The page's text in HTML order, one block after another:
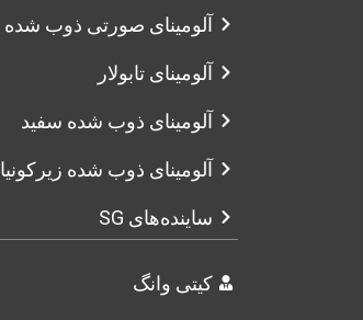
آلومینای صورتی ذوب شده
آلومینای تابولار
آلومینای ذوب شده سفید
آلومینای ذوب شده زیرکونیا
ساینده‌های SG
کیتی وانگ